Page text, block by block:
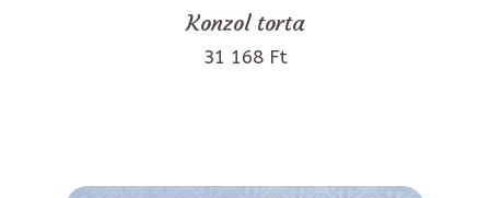
Konzol torta
31 168 Ft